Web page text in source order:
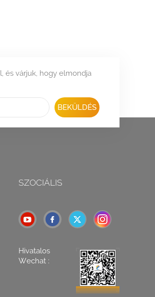
és várjuk, hogy elmondja
BEKÜLDÉS
SZOCIÁLIS
Hivatalos
Wechat :